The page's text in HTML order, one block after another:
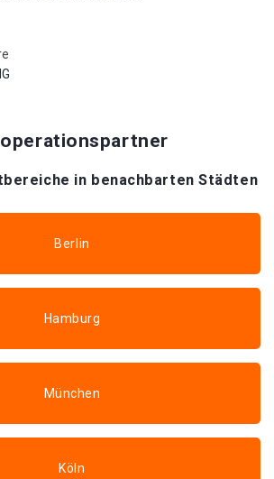
in benachbarten Städten
Berlin
Hamburg
München
Köln